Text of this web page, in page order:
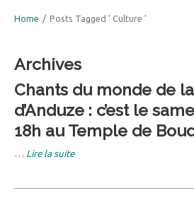
Home / Posts Tagged ' Culture '
Archives
Chants du monde de
d’Anduze : c’est le
18h au Temple de
… Lire la suite